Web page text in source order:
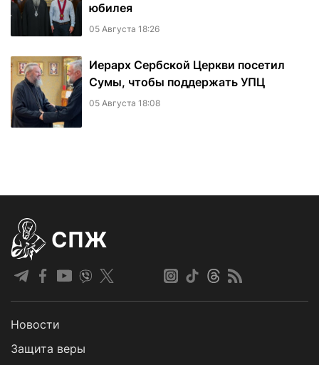
юбилея
05 Августа 18:26
Иерарх Сербской Церкви посетил
Сумы, чтобы поддержать УПЦ
05 Августа 18:08
СПЖ
Новости
Защита веры